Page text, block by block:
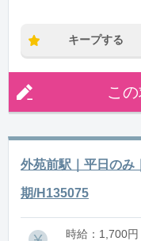
キープする
こ
外苑前駅｜平日のみ
期/H135075
時給：1,700円